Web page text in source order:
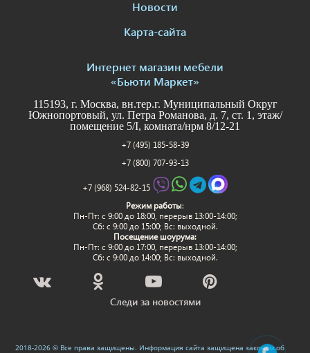
Новости
Карта-сайта
Интернет магазин мебели
«Бьюти Маркет»
115193, г. Москва, вн.тер.г. Муниципальный Округ
Южнопортовый, ул. Петра Романова, д. 7, ст. 1, этаж/
помещение 5/I, комната/нрм 8/12-21
+7 (495) 185-58-39
+7 (800) 707-93-13
+7 (968) 524-82-15
Режим работы:
Пн-Пт: c 9:00 до 18:00, перерыв 13:00-14:00;
Сб: с 9:00 до 15:00; Вс: выходной.
Посещение шоурума:
Пн-Пт: c 9:00 до 17:00, перерыв 13:00-14:00;
Сб: с 9:00 до 14:00; Вс: выходной.
Следи за новостями
2018-2026 © Все права защищены. Информация сайта защищена законом об